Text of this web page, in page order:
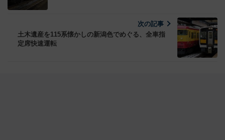
次の記事
土木遺産を115系懐かしの新潟色でめぐる、全車指
定席快速運転